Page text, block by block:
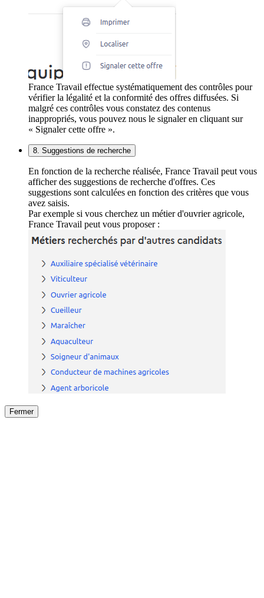
France Travail effectue systématiquement des contrôles pour
vérifier la légalité et la conformité des offres diffusées. Si
malgré ces contrôles vous constatez des contenus
inappropriés, vous pouvez nous le signaler en cliquant sur
« Signaler cette offre ».
8. Suggestions de recherche
En fonction de la recherche réalisée, France Travail peut vous
afficher des suggestions de recherche d'offres. Ces
suggestions sont calculées en fonction des critères que vous
avez saisis.
Par exemple si vous cherchez un métier d'ouvrier agricole,
France Travail peut vous proposer :
Fermer